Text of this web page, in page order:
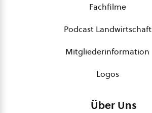
Fachfilme
Podcast Landwirtschaft
Mitgliederinformation
Logos
Über Uns